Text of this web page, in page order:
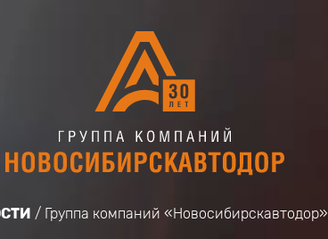
Группа компаний «Новосибирскавтодор»